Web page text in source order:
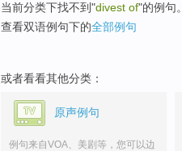
当前分类下找不到"divest of"的例句。
查看双语例句下的全部例句
或者看看其他分类：
原声例句
例句来自VOA、美剧等，您可以边